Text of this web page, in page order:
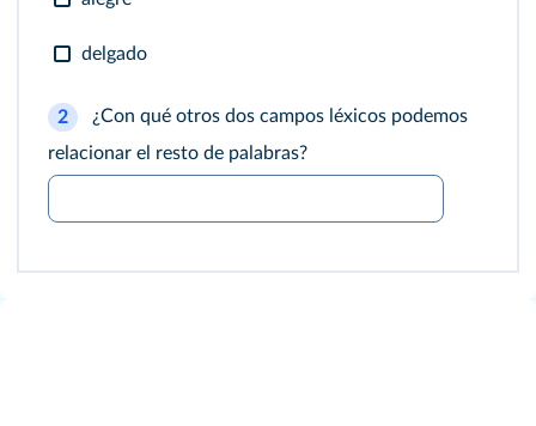
delgado
2
¿Con qué otros dos campos léxicos podemos
relacionar el resto de palabras?